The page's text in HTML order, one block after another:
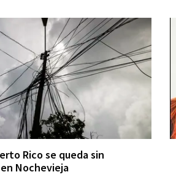
Rico se queda sin
Nochevieja